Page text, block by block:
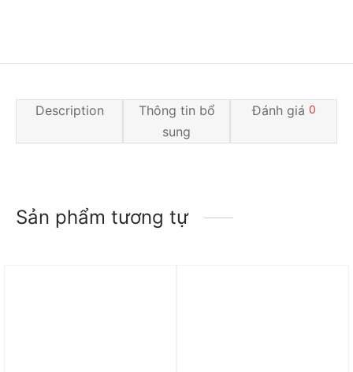
Description
Thông tin bổ
sung
Đánh giá 0
Sản phẩm tương tự